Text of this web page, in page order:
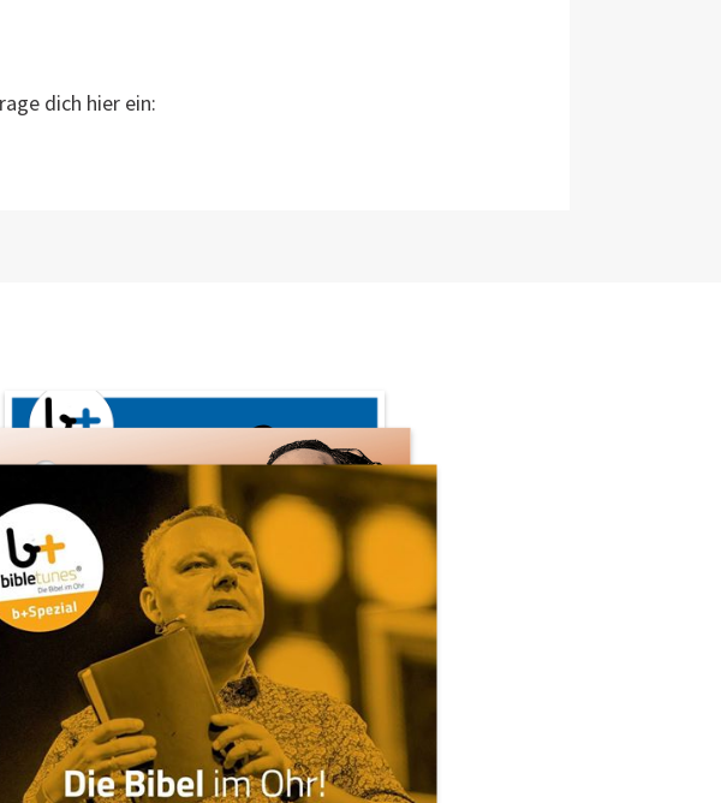
dich hier ein: